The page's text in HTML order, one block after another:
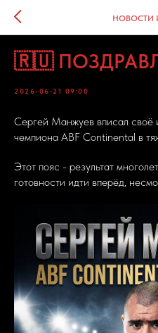
НОВОСТИ
🇷🇺
2026-06-21 09:00
Сергей Манжуев вписал своё
чемпиона ABF Continental в
Этот пояс - результат
готовности идти вперёд,